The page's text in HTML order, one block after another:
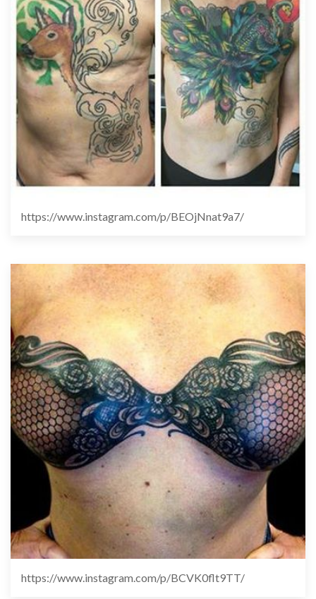
https://www.instagram.com/p/BEOjNnat9a7/
https://www.instagram.com/p/BCVK0flt9TT/